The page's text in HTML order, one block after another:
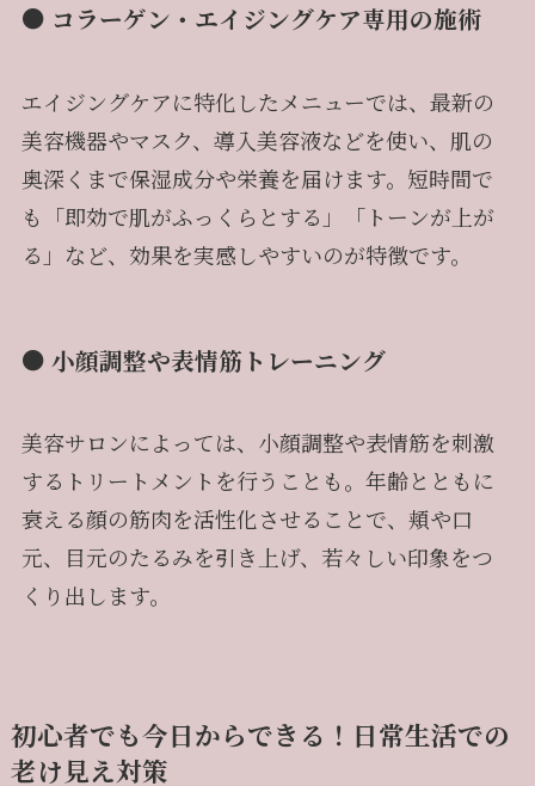
● コラーゲン・エイジングケア専用の施術
エイジングケアに特化したメニューでは、最新の
美容機器やマスク、導入美容液などを使い、肌の
奥深くまで保湿成分や栄養を届けます。短時間で
も「即効で肌がふっくらとする」「トーンが上が
る」など、効果を実感しやすいのが特徴です。
● 小顔調整や表情筋トレーニング
美容サロンによっては、小顔調整や表情筋を刺激
するトリートメントを行うことも。年齢とともに
衰える顔の筋肉を活性化させることで、頬や口
元、目元のたるみを引き上げ、若々しい印象をつ
くり出します。
初心者でも今日からできる！日常生活での
老け見え対策